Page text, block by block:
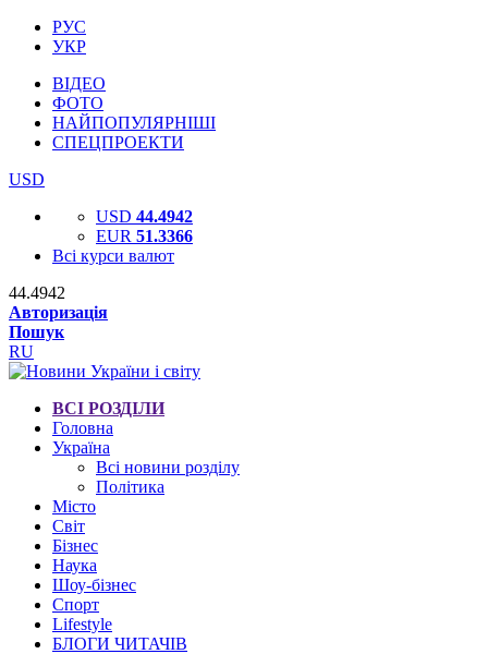
РУС
УКР
ВІДЕО
ФОТО
НАЙПОПУЛЯРНІШІ
СПЕЦПРОЕКТИ
USD
USD 44.4942
EUR 51.3366
Всі курси валют
44.4942
Авторизація
Пошук
RU
ВСІ РОЗДІЛИ
Головна
Україна
Всі новини розділу
Політика
Місто
Світ
Бізнес
Наука
Шоу-бізнес
Спорт
Lifestyle
БЛОГИ ЧИТАЧІВ